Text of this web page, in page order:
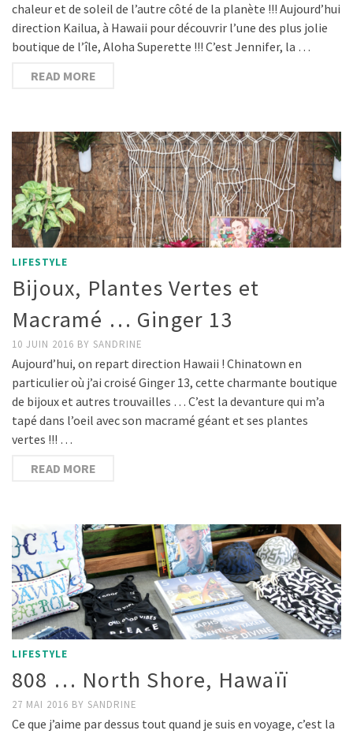
chaleur et de soleil de l’autre côté de la planète !!! Aujourd’hui
direction Kailua, à Hawaii pour découvrir l’une des plus jolie
boutique de l’île, Aloha Superette !!! C’est Jennifer, la …
READ MORE
LIFESTYLE
Bijoux, Plantes Vertes et
Macramé … Ginger 13
10 JUIN 2016 BY SANDRINE
Aujourd’hui, on repart direction Hawaii ! Chinatown en
particulier où j’ai croisé Ginger 13, cette charmante boutique
de bijoux et autres trouvailles … C’est la devanture qui m’a
tapé dans l’oeil avec son macramé géant et ses plantes
vertes !!! …
READ MORE
LIFESTYLE
808 … North Shore, Hawaïï
27 MAI 2016 BY SANDRINE
Ce que j’aime par dessus tout quand je suis en voyage, c’est la